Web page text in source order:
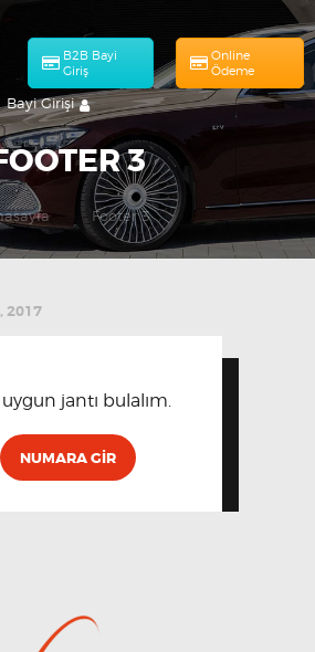
B2B Bayi
Giriş
Online
Ödeme
Bayi Girişi
3
Footer 3
2017
jantı bulalım.
NUMARA GIR